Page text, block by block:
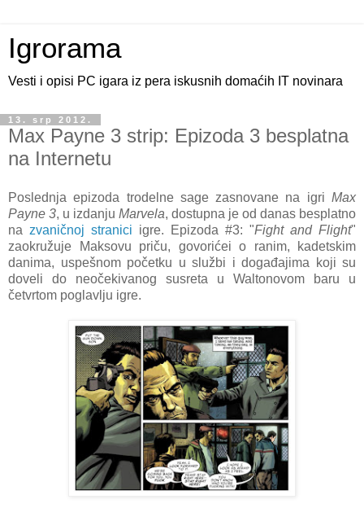
Igrorama
Vesti i opisi PC igara iz pera iskusnih domaćih IT novinara
13. srp 2012.
Max Payne 3 strip: Epizoda 3 besplatna
na Internetu
Poslednja epizoda trodelne sage zasnovane na igri Max
Payne 3, u izdanju Marvela, dostupna je od danas besplatno
na zvaničnoj stranici igre. Epizoda #3: "Fight and Flight"
zaokružuje Maksovu priču, govorićei o ranim, kadetskim
danima, uspešnom početku u službi i događajima koji su
doveli do neočekivanog susreta u Waltonovom baru u
četvrtom poglavlju igre.